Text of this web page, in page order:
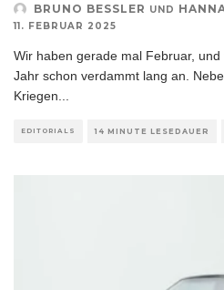
BRUNO BESSLER UND
11. FEBRUAR 2025
Wir haben gerade mal Februar,
Jahr schon verdammt lang an.
Kriegen...
EDITORIALS 14 MINUTE LESEDAUER